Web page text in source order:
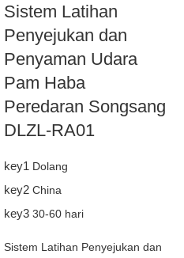
Sistem Latihan
Penyejukan dan
Penyaman Udara
Pam Haba
Peredaran Songsang
DLZL-RA01
key1 Dolang
key2 China
key3 30-60 hari
Sistem Latihan Penyejukan dan